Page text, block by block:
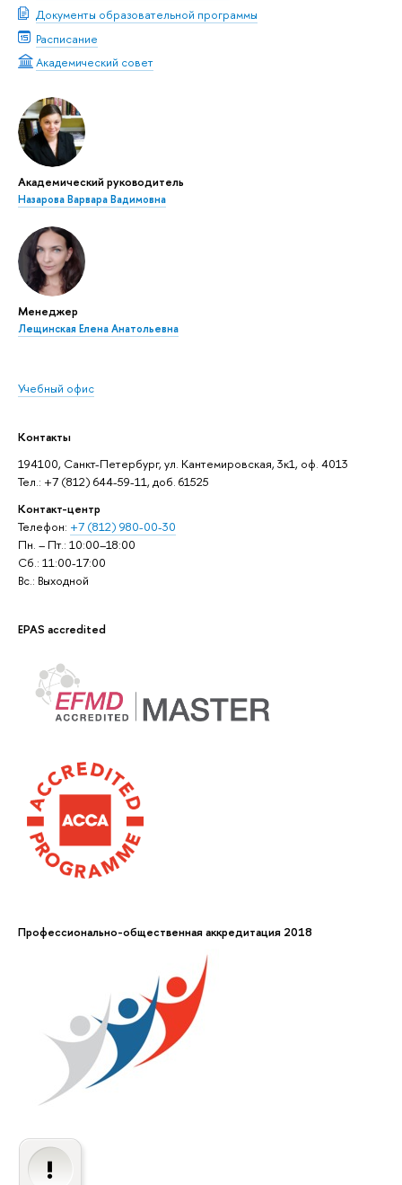
Документы образовательной программы
Расписание
Академический совет
Академический руководитель
Назарова Варвара Вадимовна
Менеджер
Лещинская Елена Анатольевна
Учебный офис
Контакты
194100, Санкт-Петербург, ул. Кантемировская, 3к1, оф. 4013
Тел.: +7 (812) 644-59-11, доб. 61525
Контакт-центр
Телефон: +7 (812) 980-00-30
Пн. – Пт.: 10:00–18:00
Сб.: 11:00-17:00
Вс.: Выходной
EPAS accredited
Профессионально-общественная аккредитация 2018